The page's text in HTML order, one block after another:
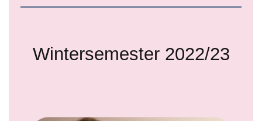
Wintersemester 2022/23